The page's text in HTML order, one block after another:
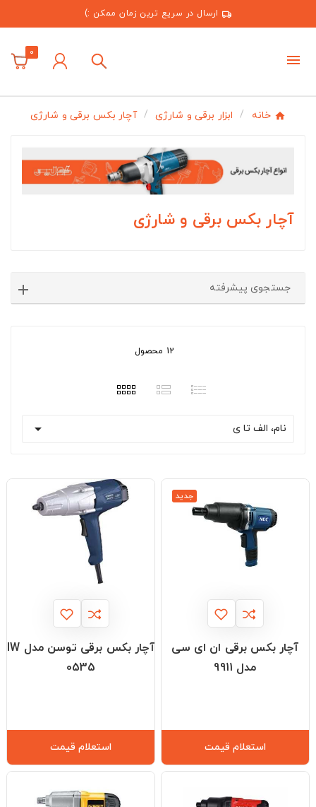
ارسال در سریع ترین زمان ممکن :)
0
خانه ابزار برقی و شارژی آچار بکس برقی و شارژی
آچار بکس برقی و شارژی
جستجوی پیشرفته
12 محصول
نام، الف تا ی 
جدید
آچار بکس برقی ان ای سی
مدل 9911
استعلام قیمت
آچار بکس برقی توسن مدل IW
0535
استعلام قیمت